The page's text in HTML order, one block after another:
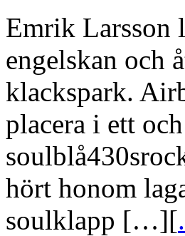
Emrik Larsson
engelskan och
klackspark.
placera i ett
hört honom
soulklapp […][